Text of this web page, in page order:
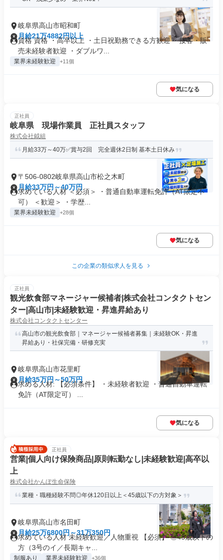
岐阜県高山市昭和町
月給21万4882円以上
資格 資格 ・高卒以上 ・土日祝勤務できる方歓迎 ・接客・販
売未経験者歓迎 ・ダブルワ...
業界未経験歓迎 +11個
気になる
正社員
岐阜県 現場作業員 正社員スタッフ
株式会社鉞組
月給33万～40万✅賞与2回 完全週休2日制 基本土日休み
〒506-0802岐阜県高山市松之木町
月給33万円～40万円
求めている人材 ＜必須＞ ・普通自動車運転免許（AT限定不
可） ＜歓迎＞ ・学歴...
業界未経験歓迎 +28個
気になる
この企業の類似求人を見る
正社員
観光飲食部マネージャー候補者|株式会社コンタクトセン
ター|高山市|未経験歓迎・昇進昇給あり
株式会社コンタクトセンター
高山市の観光飲食部｜マネージャー候補者募集｜未経験OK・昇進
昇給あり・社保完備・研修充実
岐阜県高山市花里町
月給35万円～50万円
求める人材: 【必須条件】 ・未経験者歓迎 ・普通自動車運転
免許（AT限定可） ...
気になる
正社員
営業|個人向け保険商品|原則転勤なし|未経験歓迎|高卒以
上
株式会社かんぽ生命保険
業種・職種経験不問◎年休120日以上＜45歳以下の方対象＞
岐阜県高山市名田町
月給25万6800円～31万350円
求めている人材 未経験歓迎／人物重視 【必須】 ◎45歳以下の
方（3号のイ／長期キャ...
制服あり 業界未経験歓迎 +36個